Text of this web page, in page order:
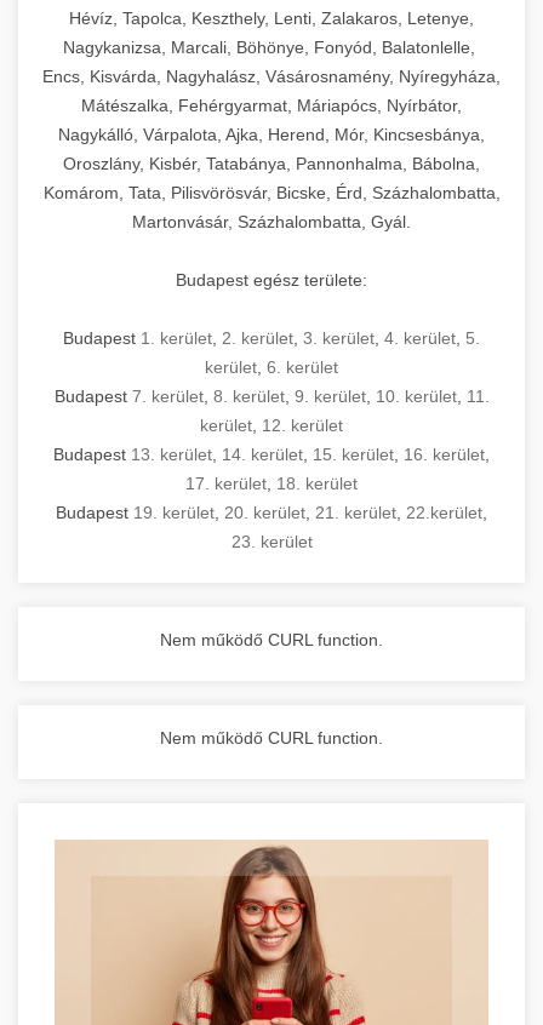
Hévíz, Tapolca, Keszthely, Lenti, Zalakaros, Letenye,
Nagykanizsa, Marcali, Böhönye, Fonyód, Balatonlelle,
Encs, Kisvárda, Nagyhalász, Vásárosnamény, Nyíregyháza,
Mátészalka, Fehérgyarmat, Máriapócs, Nyírbátor,
Nagykálló, Várpalota, Ajka, Herend, Mór, Kincsesbánya,
Oroszlány, Kisbér, Tatabánya, Pannonhalma, Bábolna,
Komárom, Tata, Pilisvörösvár, Bicske, Érd, Százhalombatta,
Martonvásár, Százhalombatta, Gyál.
Budapest egész területe:
Budapest 1. kerület 2. kerület 3. kerület 4. kerület 5.
kerület 6. kerület
Budapest 7. kerület, 8. kerület, 9. kerület, 10. kerület, 11.
kerület 12. kerület
Budapest 13. kerület 14. kerület 15. kerület 16. kerület
17. kerület 18. kerület
Budapest 19. kerület 20. kerület 21. kerület 22.kerület
23. kerület
Nem működő CURL function.
Nem működő CURL function.